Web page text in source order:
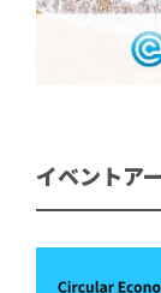
イベントア